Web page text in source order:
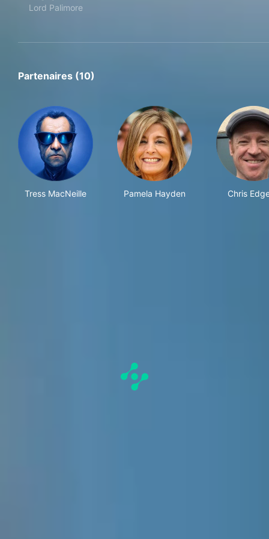
Lord Palimore
Partenaires (10)
Tress MacNeille Pamela Hayden Chris